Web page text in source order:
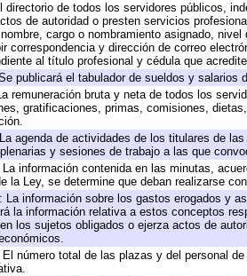
directorio de todos los servidores públicos,
de autoridad o presten servicios
cargo o nombramiento asignado,
correspondencia y dirección de correo
al título profesional y cédula que
publicará el tabulador de sueldos y salarios
remuneración bruta y neta de todos los
gratificaciones, primas, comisiones,
agenda de actividades de los titulares de
y sesiones de trabajo a las que
información contenida en las minutas,
la Ley, se determine que deban realizarse
La información sobre los gastos erogados y
la información relativa a estos conceptos
los sujetos obligados o ejerza actos de
número total de las plazas y del personal